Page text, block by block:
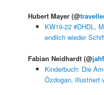
Hubert Mayer(@
KW19-22 #DHDL,
endlich wieder
Fabian Neidhardt(@
Kinderbuch: Die
Özdogan, illustriert